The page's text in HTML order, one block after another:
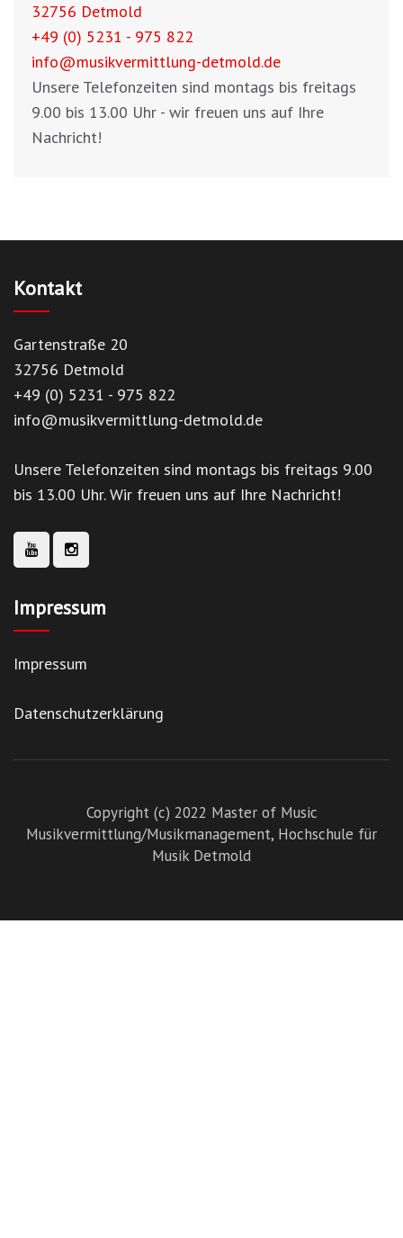
32756 Detmold
+49 (0) 5231 - 975 822
info@musikvermittlung-detmold.de
Unsere Telefonzeiten sind montags bis freitags
9.00 bis 13.00 Uhr - wir freuen uns auf Ihre
Nachricht!
Kontakt
Gartenstraße 20
32756 Detmold
+49 (0) 5231 - 975 822
info@musikvermittlung-detmold.de
Unsere Telefonzeiten sind montags bis freitags 9.00
bis 13.00 Uhr. Wir freuen uns auf Ihre Nachricht!
Impressum
Impressum
Datenschutzerklärung
Copyright (c) 2022 Master of Music
Musikvermittlung/Musikmanagement, Hochschule für
Musik Detmold